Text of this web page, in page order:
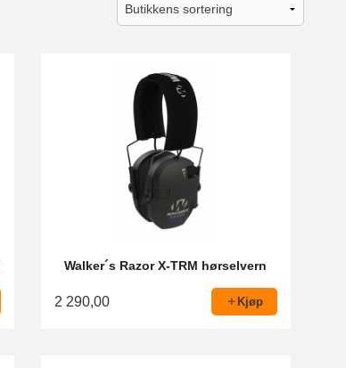
Walker´s Razor X-TRM hørselvern
2 290,00 Kjøp